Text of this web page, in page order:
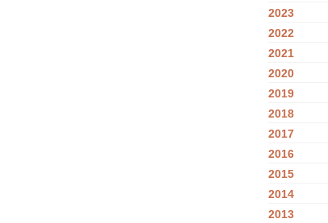
2023
2022
2021
2020
2019
2018
2017
2016
2015
2014
2013